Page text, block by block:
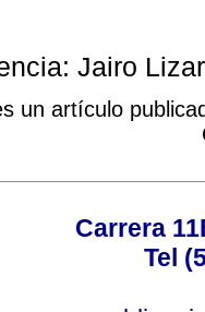
Jairo
un artículo
Carrera
Tel